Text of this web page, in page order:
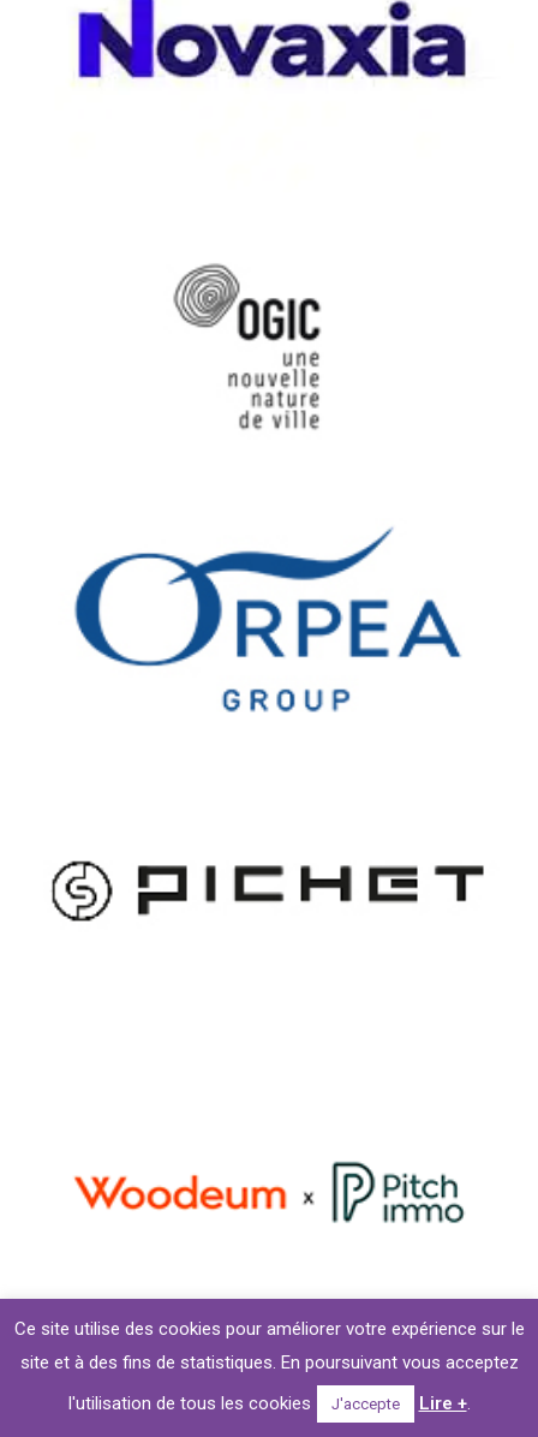
Ce site utilise des cookies pour améliorer votre expérience sur le
site et à des fins de statistiques. En poursuivant vous acceptez
l'utilisation de tous les cookies
J'accepte Lire +.